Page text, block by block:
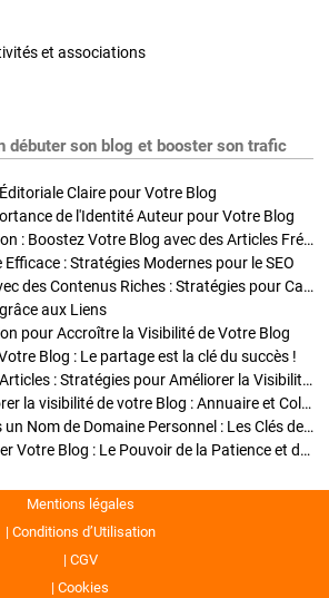
et associations
débuter son blog et booster son trafic
Claire pour Votre Blog
de l'Identité Auteur pour Votre Blog
Stratégies de Publication : Boostez Votre Blog avec des Articles Fréquents et Exclusifs
Efficace : Stratégies Modernes pour le SEO
Enrichir Vos Articles avec des Contenus Riches : Stratégies pour Captiver et Optimiser
aux Liens
pour Accroître la Visibilité de Votre Blog
Blog : Le partage est la clé du succès !
Optimisation SEO des Articles : Stratégies pour Améliorer la Visibilité de Votre Blog
Stratégies pour améliorer la visibilité de votre Blog : Annuaire et Collaborations
Pourquoi Investir dans un Nom de Domaine Personnel : Les Clés de la Réussite de Votre Blog
Comment Faire Émerger Votre Blog : Le Pouvoir de la Patience et de la Persévérance
Mentions légales
Conditions d’Utilisation
CGV
Cookies